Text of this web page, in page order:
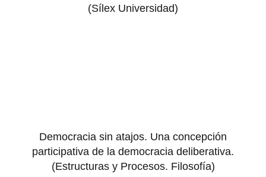
(Sílex Universidad)
Democracia sin atajos. Una concepción
participativa de la democracia deliberativa.
(Estructuras y Procesos. Filosofía)